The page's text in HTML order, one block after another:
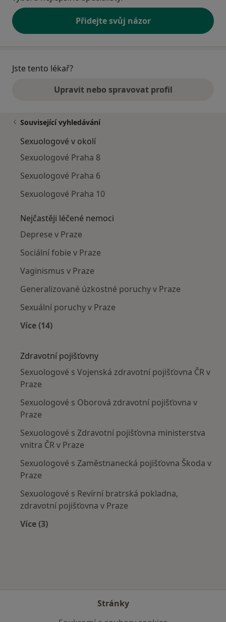
Přidejte svůj názor
Jste tento lékař?
Upravit nebo spravovat profil
Související vyhledávání
Sexuologové v okolí
Sexuologové Praha 8
Sexuologové Praha 6
Sexuologové Praha 10
Nejčastěji léčené nemoci
Deprese v Praze
Sociální fobie v Praze
Vaginismus v Praze
Generalizované úzkostné poruchy v Praze
Sexuální poruchy v Praze
Více (14)
Zdravotní pojišťovny
Sexuologové s Vojenská zdravotní pojišťovna ČR v
Praze
Sexuologové s Oborová zdravotní pojišťovna v
Praze
Sexuologové s Zdravotní pojišťovna ministerstva
vnitra ČR v Praze
Sexuologové s Zaměstnanecká pojišťovna Škoda v
Praze
Sexuologové s Revírní bratrská pokladna,
zdravotní pojišťovna v Praze
Více (3)
Stránky